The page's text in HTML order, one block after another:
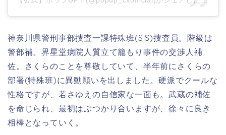
神奈川県警刑事部捜査一課特殊班(SIS)捜査員。階級は
警部補。界星堂病院人質立て籠もり事件の交渉人補
佐。
さくらのことを尊敬していて、半年前にさくらの
部署(特殊班)に異動願いを出しました。硬派でクールな
性格ですが、若さゆえの自信家な一面も。武蔵の補佐
を命じられ、最初はぶつかり合いますが、徐々に良き
相棒となっていく。